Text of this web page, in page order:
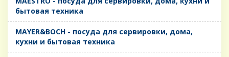
бытовая техника
MAYER&BOCH - посуда для сервировки, дома,
кухни и бытовая техника